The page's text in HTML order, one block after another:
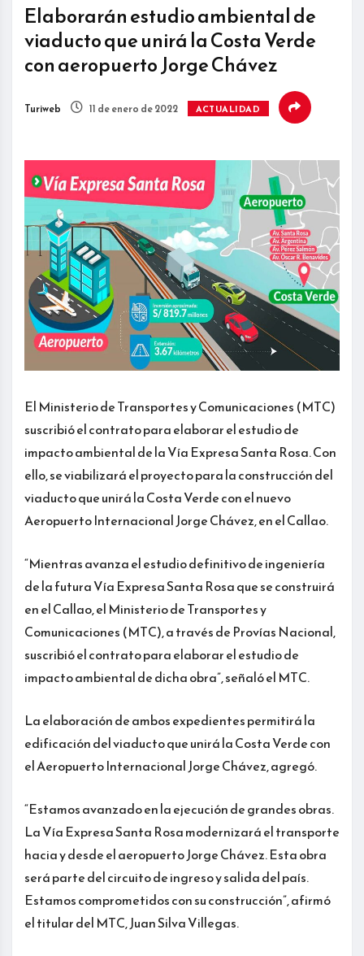
Elaborarán estudio ambiental de
viaducto que unirá la Costa Verde
con aeropuerto Jorge Chávez
Turiweb 11 de enero de 2022 ACTUALIDAD
El Ministerio de Transportes y Comunicaciones (MTC)
suscribió el contrato para elaborar el estudio de
impacto ambiental de la Vía Expresa Santa Rosa. Con
ello, se viabilizará el proyecto para la construcción del
viaducto que unirá la Costa Verde con el nuevo
Aeropuerto Internacional Jorge Chávez, en el Callao.
“Mientras avanza el estudio definitivo de ingeniería
de la futura Vía Expresa Santa Rosa que se construirá
en el Callao, el Ministerio de Transportes y
Comunicaciones (MTC), a través de Provías Nacional,
suscribió el contrato para elaborar el estudio de
impacto ambiental de dicha obra”, señaló el MTC.
La elaboración de ambos expedientes permitirá la
edificación del viaducto que unirá la Costa Verde con
el Aeropuerto Internacional Jorge Chávez, agregó.
“Estamos avanzado en la ejecución de grandes obras.
La Vía Expresa Santa Rosa modernizará el transporte
hacia y desde el aeropuerto Jorge Chávez. Esta obra
será parte del circuito de ingreso y salida del país.
Estamos comprometidos con su construcción”, afirmó
el titular del MTC, Juan Silva Villegas.